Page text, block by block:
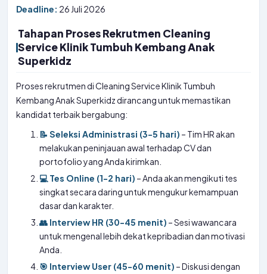
Deadline: 26 Juli 2026
Tahapan Proses Rekrutmen Cleaning
Service Klinik Tumbuh Kembang Anak
Superkidz
Proses rekrutmen di Cleaning Service Klinik Tumbuh
Kembang Anak Superkidz dirancang untuk memastikan
kandidat terbaik bergabung:
📝 Seleksi Administrasi (3-5 hari) – Tim HR akan
melakukan peninjauan awal terhadap CV dan
portofolio yang Anda kirimkan.
💻 Tes Online (1-2 hari) – Anda akan mengikuti tes
singkat secara daring untuk mengukur kemampuan
dasar dan karakter.
👥 Interview HR (30-45 menit) – Sesi wawancara
untuk mengenal lebih dekat kepribadian dan motivasi
Anda.
🎯 Interview User (45-60 menit) – Diskusi dengan